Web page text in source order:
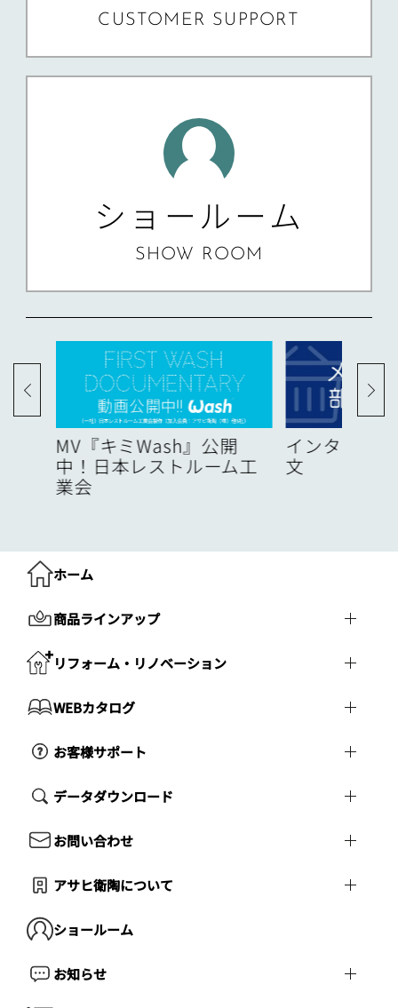
CUSTOMER SUPPORT
ショールーム
SHOW ROOM
MV『キミWash』公開
中！日本レストルーム工
業会
インターネ
文
ホーム
商品ラインアップ
リフォーム・リノベーション
WEBカタログ
お客様サポート
データダウンロード
お問い合わせ
アサヒ衛陶について
ショールーム
お知らせ